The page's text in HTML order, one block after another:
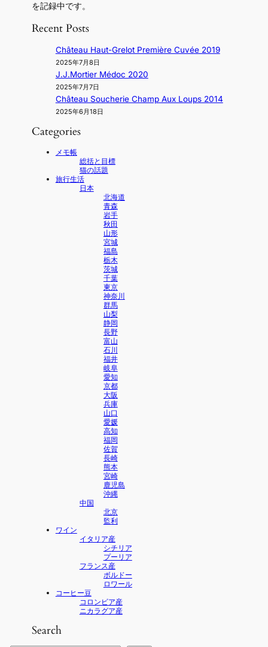
を記録中です。
Recent Posts
Château Haut-Grelot Première Cuvée 2019
2025年7月8日
J.J.Mortier Médoc 2020
2025年7月7日
Château Soucherie Champ Aux Loups 2014
2025年6月18日
Categories
メモ帳
総括と目標
猫の話題
旅行生活
日本
北海道
青森
岩手
秋田
山形
宮城
福島
栃木
茨城
千葉
東京
神奈川
群馬
山梨
静岡
長野
富山
石川
福井
岐阜
愛知
京都
大阪
兵庫
山口
愛媛
高知
福岡
佐賀
長崎
熊本
宮崎
鹿児島
沖縄
中国
北京
監利
ワイン
イタリア産
シチリア
プーリア
フランス産
ボルドー
ロワール
コーヒー豆
コロンビア産
ニカラグア産
Search